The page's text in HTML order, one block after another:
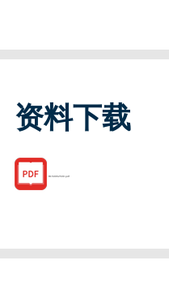
资料下载
R159062500.pdf